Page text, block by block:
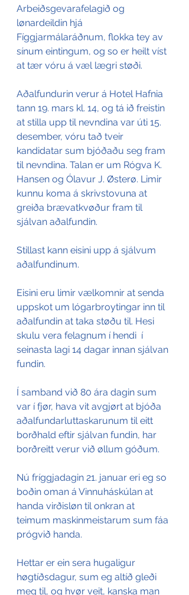
Arbeiðsgevarafelagið og
lønardeildin hjá
Fíggjarmálaráðnum, flokka tey av
sínum eintingum, og so er heilt víst
at tær vóru á væl lægri støði.
Aðalfundurin verur á Hotel Hafnia
tann 19. mars kl. 14, og tá ið freistin
at stilla upp til nevndina var úti 15.
desember, vóru tað tveir
kandidatar sum bjóðaðu seg fram
til nevndina. Talan er um Rógva K.
Hansen og Ólavur J. Østerø. Limir
kunnu koma á skrivstovuna at
greiða brævatkvøður fram til
sjálvan aðalfundin.
Stillast kann eisini upp á sjálvum
aðalfundinum.
Eisini eru limir vælkomnir at senda
uppskot um lógarbroytingar inn til
aðalfundin at taka støðu til. Hesi
skulu vera felagnum í hendi  í
seinasta lagi 14 dagar innan sjálvan
fundin.
Í samband við 80 ára dagin sum
var í fjør, hava vit avgjørt at bjóða
aðalfundarluttaskarunum til eitt
borðhald eftir sjálvan fundin, har
borðreitt verur við øllum góðum.
Nú fríggjadagin 21. januar eri eg so
boðin oman á Vinnuháskúlan at
handa virðisløn til onkran at
teimum maskinmeistarum sum fáa
prógvið handa.
Hettar er ein sera hugaligur
høgtíðsdagur, sum eg altíð gleði
meg til, og hvør veit, kanska man